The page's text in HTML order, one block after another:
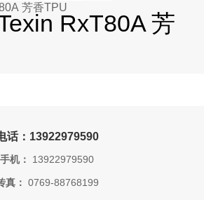
芳香TPU
RxT80A 芳
话：13922979590
手机： 13922979590
真： 0769-88768199